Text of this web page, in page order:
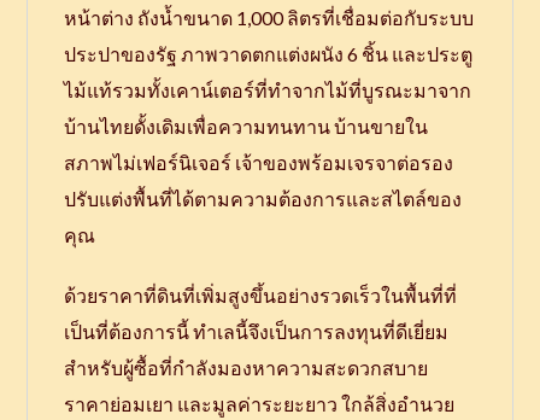
หน้าต่าง ถังน้ำขนาด 1,000 ลิตรที่เชื่อมต่อกับระบบ
ประปาของรัฐ ภาพวาดตกแต่งผนัง 6 ชิ้น และประตู
ไม้แท้รวมทั้งเคาน์เตอร์ที่ทำจากไม้ที่บูรณะมาจาก
บ้านไทยดั้งเดิมเพื่อความทนทาน บ้านขายใน
สภาพไม่เฟอร์นิเจอร์ เจ้าของพร้อมเจรจาต่อรอง
ปรับแต่งพื้นที่ได้ตามความต้องการและสไตล์ของ
คุณ
ด้วยราคาที่ดินที่เพิ่มสูงขึ้นอย่างรวดเร็วในพื้นที่ที่
เป็นที่ต้องการนี้ ทำเลนี้จึงเป็นการลงทุนที่ดีเยี่ยม
สำหรับผู้ซื้อที่กำลังมองหาความสะดวกสบาย
ราคาย่อมเยา และมูลค่าระยะยาว ใกล้สิ่งอำนวย